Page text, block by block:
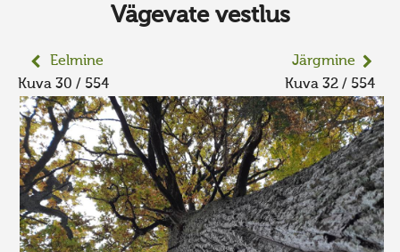
Tegutse
Kuvavõistlused
UUS KUVAVÕISTLUS
Hiite kuvavõistlus 2026
VANEMAD KUVAVÕISTLUSED
Kontakt
Vägevate vestlus
Eelmine
Kuva 30 / 554
Järgmine
Kuva 32 / 554